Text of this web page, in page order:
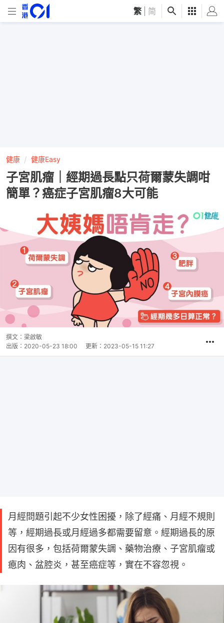
繁 简
健康 健康Easy
子宮肌瘤｜經期過長點只荷爾蒙失調咁
簡單？癌症子宮肌瘤8大可能
撰文： 梁啟敏
出版： 2020-05-23 18:00 更新： 2023-05-15 11:27
月經問題引起不少女性困擾，除了經痛、月經不規則
等，經期過長或月經過多都需要留意。經期過長的原
因有很多，包括荷爾蒙失調、藥物治療、子宮肌瘤或
瘜肉、盆腔炎，甚至癌症等，實在不容忽視。